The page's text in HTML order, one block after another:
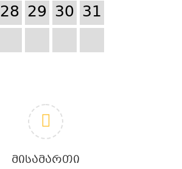
28 29 30 31
ᲛᲘᲡᲐᲛᲐᲠᲗᲘ